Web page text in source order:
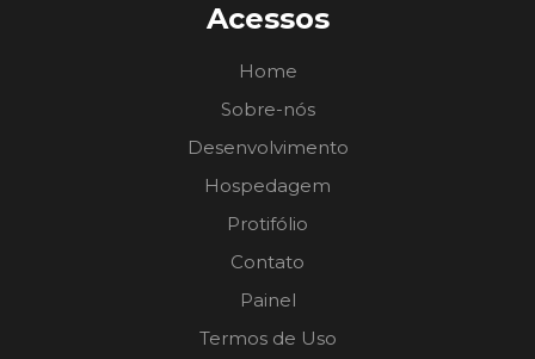
Acessos
Home
Sobre-nós
Desenvolvimento
Hospedagem
Protifólio
Contato
Painel
Termos de Uso